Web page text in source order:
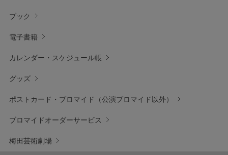
ブック
電子書籍
カレンダー・スケジュール帳
グッズ
ポストカード・ブロマイド（公演ブロマイド以外）
ブロマイドオーダーサービス
梅田芸術劇場